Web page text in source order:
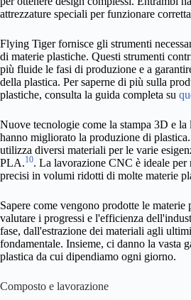
attrezzature speciali per funzionare
Flying Tiger fornisce gli strumenti
di materie plastiche. Questi strumenti
più fluide le fasi di produzione e a
della plastica. Per saperne di più sulla
plastiche, consulta la guida completa su
Nuove tecnologie come la stampa 3D e
hanno migliorato la produzione di
utilizza diversi materiali per le varie
PLA.10. La lavorazione CNC è ideale per
precisi in volumi ridotti di molte materie
Sapere come vengono prodotte le materie
valutare i progressi e l'efficienza
fase, dall'estrazione dei materiali agli
fondamentale. Insieme, ci danno la vasta
plastica da cui dipendiamo ogni giorno.
Composto e lavorazione